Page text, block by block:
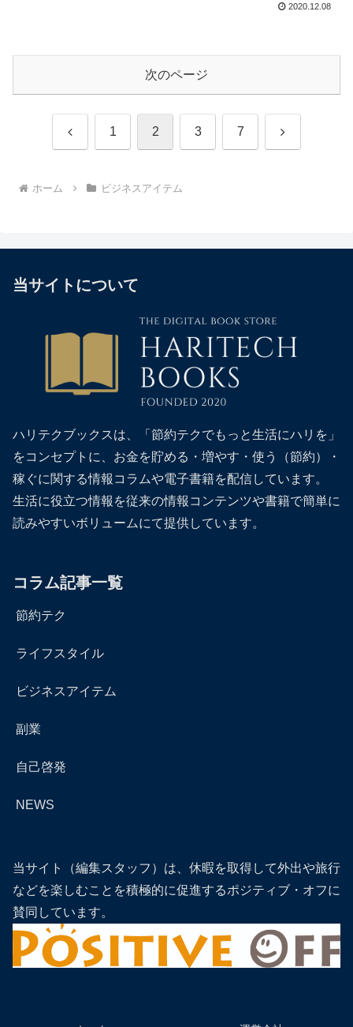
2020.12.08
次のページ
前 1 2 3 7 次
ホーム ビジネスアイテム
当サイトについて
ハリテクブックスは、「節約テクでもっと生活にハリを」
をコンセプトに、お金を貯める・増やす・使う（節約）・
稼ぐに関する情報コラムや電子書籍を配信しています。
生活に役立つ情報を従来の情報コンテンツや書籍で簡単に
読みやすいボリュームにて提供しています。
コラム記事一覧
節約テク
ライフスタイル
ビジネスアイテム
副業
自己啓発
NEWS
当サイト（編集スタッフ）は、休暇を取得して外出や旅行
などを楽しむことを積極的に促進するポジティブ・オフに
賛同しています。